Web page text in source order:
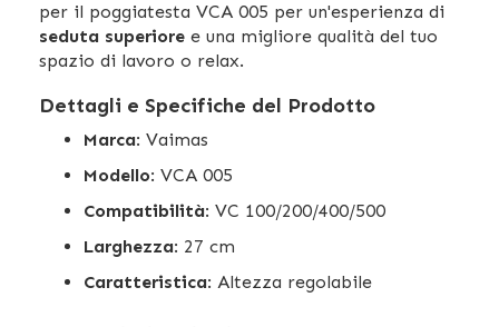
per il poggiatesta VCA 005 per un'esperienza di
seduta superiore e una migliore qualità del tuo
spazio di lavoro o relax.
Dettagli e Specifiche del Prodotto
Marca: Vaimas
Modello: VCA 005
Compatibilità: VC 100/200/400/500
Larghezza: 27 cm
Caratteristica: Altezza regolabile